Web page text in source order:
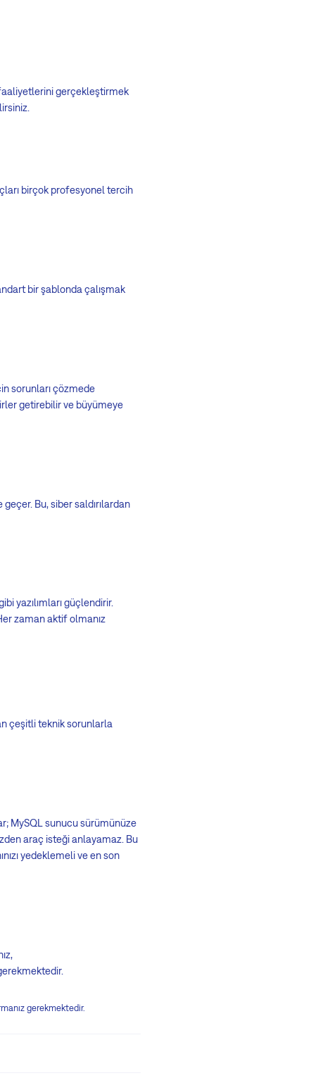
faaliyetlerini gerçekleştirmek
birçok profesyonel tercih
bir şablonda çalışmak
sorunları çözmede
getirebilir ve büyümeye
Bu, siber saldırılardan
yazılımları güçlendirir.
zaman aktif olmanız
çeşitli teknik sorunlarla
MySQL sunucu sürümünüze
araç isteği anlayamaz. Bu
yedeklemeli ve en son
gerekmektedir.